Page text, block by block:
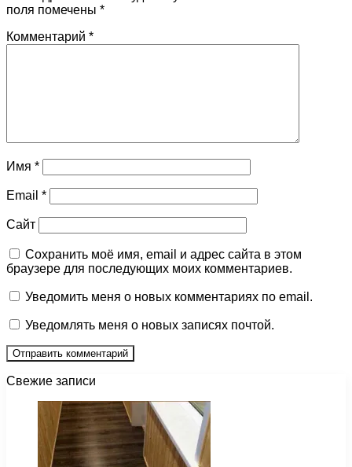
поля помечены *
Комментарий *
Имя *
Email *
Сайт
Сохранить моё имя, email и адрес сайта в этом
браузере для последующих моих комментариев.
Уведомить меня о новых комментариях по email.
Уведомлять меня о новых записях почтой.
Свежие записи